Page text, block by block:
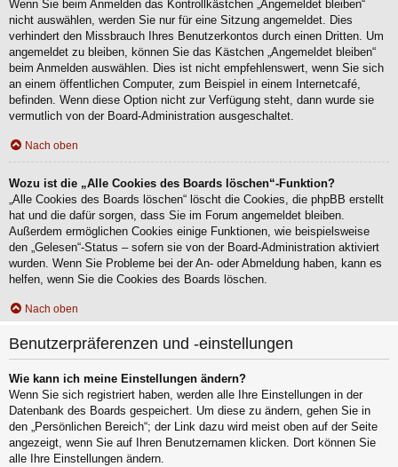
Wenn Sie beim Anmelden das Kontrollkästchen „Angemeldet bleiben“
nicht auswählen, werden Sie nur für eine Sitzung angemeldet. Dies
verhindert den Missbrauch Ihres Benutzerkontos durch einen Dritten. Um
angemeldet zu bleiben, können Sie das Kästchen „Angemeldet bleiben“
beim Anmelden auswählen. Dies ist nicht empfehlenswert, wenn Sie sich
an einem öffentlichen Computer, zum Beispiel in einem Internetcafé,
befinden. Wenn diese Option nicht zur Verfügung steht, dann wurde sie
vermutlich von der Board-Administration ausgeschaltet.
Nach oben
Wozu ist die „Alle Cookies des Boards löschen“-Funktion?
„Alle Cookies des Boards löschen“ löscht die Cookies, die phpBB erstellt
hat und die dafür sorgen, dass Sie im Forum angemeldet bleiben.
Außerdem ermöglichen Cookies einige Funktionen, wie beispielsweise
den „Gelesen“-Status – sofern sie von der Board-Administration aktiviert
wurden. Wenn Sie Probleme bei der An- oder Abmeldung haben, kann es
helfen, wenn Sie die Cookies des Boards löschen.
Nach oben
Benutzerpräferenzen und -einstellungen
Wie kann ich meine Einstellungen ändern?
Wenn Sie sich registriert haben, werden alle Ihre Einstellungen in der
Datenbank des Boards gespeichert. Um diese zu ändern, gehen Sie in
den „Persönlichen Bereich“; der Link dazu wird meist oben auf der Seite
angezeigt, wenn Sie auf Ihren Benutzernamen klicken. Dort können Sie
alle Ihre Einstellungen ändern.